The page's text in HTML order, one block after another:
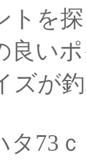
トを
良い
ズが
73